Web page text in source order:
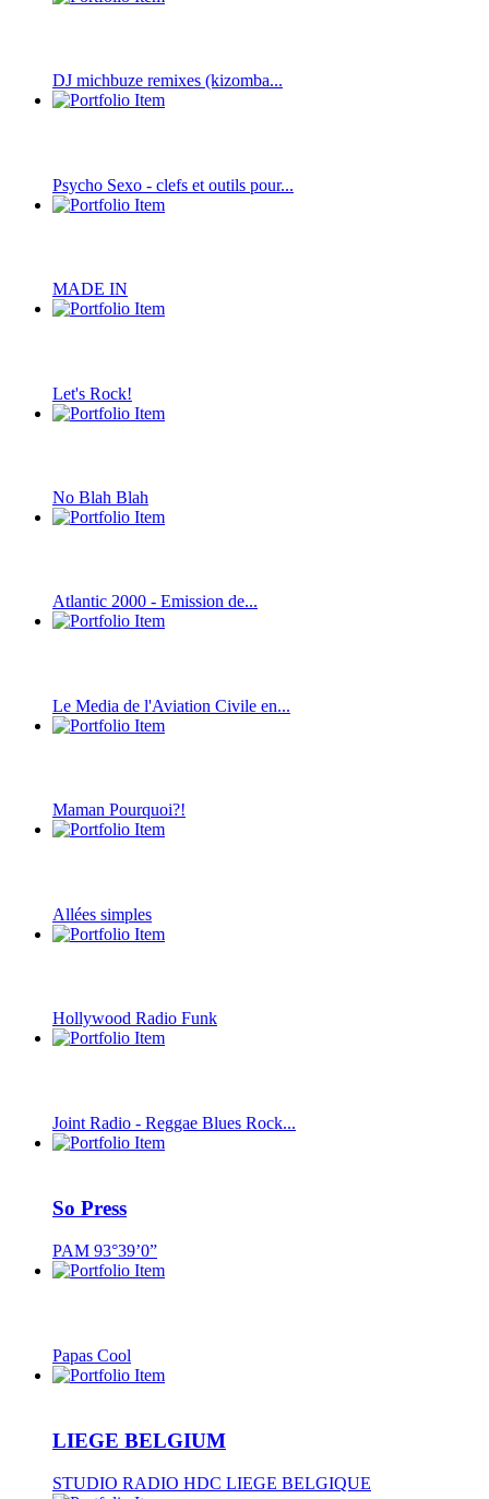
DJ michbuze remixes (kizomba...
Psycho Sexo - clefs et outils pour...
MADE IN
Let's Rock!
No Blah Blah
Atlantic 2000 - Emission de...
Le Media de l'Aviation Civile en...
Maman Pourquoi?!
Allées simples
Hollywood Radio Funk
Joint Radio - Reggae Blues Rock...
So Press
PAM 93°39’0”
Papas Cool
LIEGE BELGIUM
STUDIO RADIO HDC LIEGE BELGIQUE